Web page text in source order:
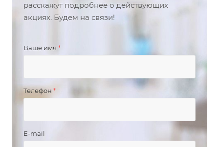
расскажут подробнее о действующих
акциях. Будем на связи!
Ваше имя *
Телефон *
E-mail